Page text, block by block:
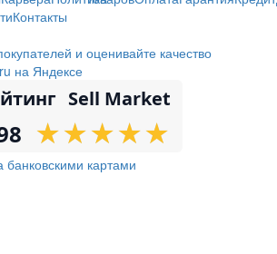
Контакты
Sell Market
★
★★
★★
★★
★★
★